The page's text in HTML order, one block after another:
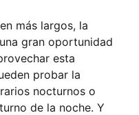
más largos, la
gran oportunidad
esta
probar la
nocturnos o
de la noche. Y